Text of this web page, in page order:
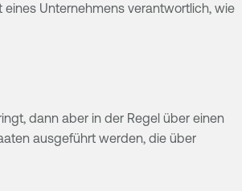
Unternehmens verantwortlich, wie
dann aber in der Regel über einen
ausgeführt werden, die über